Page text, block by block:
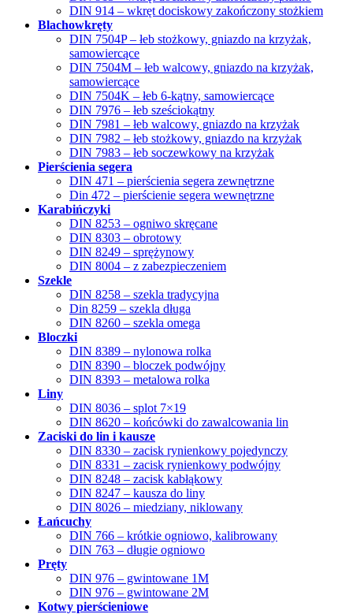
DIN 914 – wkręt dociskowy zakończony stożkiem
Blachowkręty
DIN 7504P – łeb stożkowy, gniazdo na krzyżak,
samowiercące
DIN 7504M – łeb walcowy, gniazdo na krzyżak,
samowiercące
DIN 7504K – łeb 6-kątny, samowiercące
DIN 7976 – łeb sześciokątny
DIN 7981 – łeb walcowy, gniazdo na krzyżak
DIN 7982 – łeb stożkowy, gniazdo na krzyżak
DIN 7983 – łeb soczewkowy na krzyżak
Pierścienia segera
DIN 471 – pierścienia segera zewnętrzne
Din 472 – pierścienie segera wewnętrzne
Karabińczyki
DIN 8253 – ogniwo skręcane
DIN 8303 – obrotowy
DIN 8249 – sprężynowy
DIN 8004 – z zabezpieczeniem
Szekle
DIN 8258 – szekla tradycyjna
Din 8259 – szekla długa
DIN 8260 – szekla omega
Bloczki
DIN 8389 – nylonowa rolka
DIN 8390 – bloczek podwójny
DIN 8393 – metalowa rolka
Liny
DIN 8036 – splot 7×19
DIN 8620 – końcówki do zawalcowania lin
Zaciski do lin i kausze
DIN 8330 – zacisk rynienkowy pojedynczy
DIN 8331 – zacisk rynienkowy podwójny
DIN 8248 – zacisk kabłąkowy
DIN 8247 – kausza do liny
DIN 8026 – miedziany, niklowany
Łańcuchy
DIN 766 – krótkie ogniowo, kalibrowany
DIN 763 – długie ogniowo
Pręty
DIN 976 – gwintowane 1M
DIN 976 – gwintowane 2M
Kotwy pierścieniowe